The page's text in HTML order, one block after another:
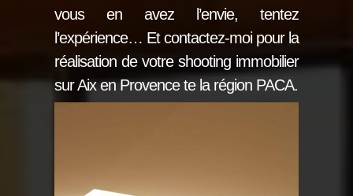
vous en avez l’envie, tentez
l’expérience… Et contactez-moi pour la
réalisation de votre shooting immobilier
sur Aix en Provence te la région PACA.